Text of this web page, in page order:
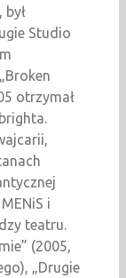
Studio
otrzymał
i
teatru.
(2005,
„Drugie